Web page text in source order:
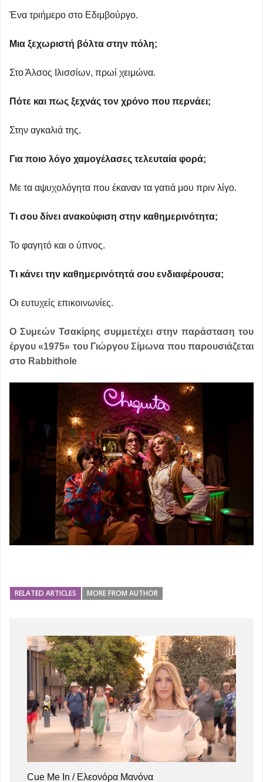
Ένα τριήμερο στο Εδιμβούργο.
Μια ξεχωριστή βόλτα στην πόλη;
Στο Άλσος Ιλισσίων, πρωί χειμώνα.
Πότε και πως ξεχνάς τον χρόνο που περνάει;
Στην αγκαλιά της.
Για ποιο λόγο χαμογέλασες τελευταία φορά;
Με τα αψυχολόγητα που έκαναν τα γατιά μου πριν λίγο.
Τι σου δίνει ανακούφιση στην καθημερινότητα;
Το φαγητό και ο ύπνος.
Τι κάνει την καθημερινότητά σου ενδιαφέρουσα;
Οι ευτυχείς επικοινωνίες.
Ο Συμεών Τσακίρης συμμετέχει στην παράσταση του
έργου «1975» του Γιώργου Σίμωνα που παρουσιάζεται
στο Rabbithole
RELATED ARTICLES MORE FROM AUTHOR
Cue Me In / Ελεονόρα Μανόνα